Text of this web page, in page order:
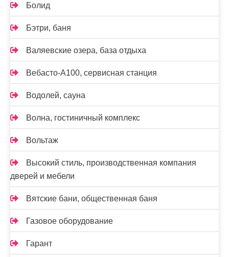
Болид
Бэтри, баня
Валяевские озера, база отдыха
Вебасто-А100, сервисная станция
Водолей, сауна
Волна, гостиничный комплекс
Вольтаж
Высокий стиль, производственная компания
дверей и мебели
Вятские бани, общественная баня
Газовое оборудование
Гарант